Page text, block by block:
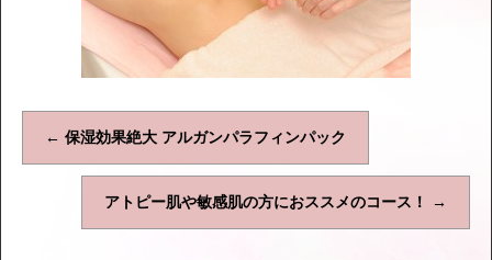
← 保湿効果絶大 アルガンパラフィンパック
アトピー肌や敏感肌の方におススメのコース！ →